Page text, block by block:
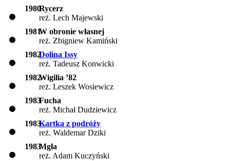
1980Rycerz
reż. Lech Majewski
1981W obronie własnej
reż. Zbigniew Kamiński
1982Dolina Issy
reż. Tadeusz Konwicki
1982Wigilia ’82
reż. Leszek Wosiewicz
1983Fucha
reż. Michał Dudziewicz
1983Kartka z podróży
reż. Waldemar Dziki
1983Mgła
reż. Adam Kuczyński